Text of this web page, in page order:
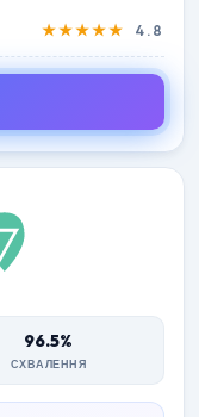
★★★★★ 4.8
96.5%
СХВАЛЕННЯ